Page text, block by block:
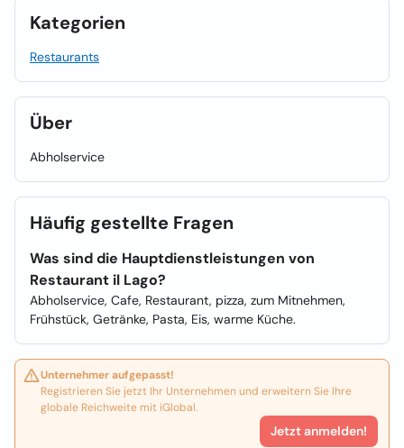
Kategorien
Restaurants
Über
Abholservice
Häufig gestellte Fragen
Was sind die Hauptdienstleistungen von
Restaurant il Lago?
Abholservice, Cafe, Restaurant, pizza, zum Mitnehmen,
Frühstück, Getränke, Pasta, Eis, warme Küche.
Unternehmer aufgepasst!
Registrieren Sie jetzt Ihr Unternehmen und erweitern Sie Ihre
globale Reichweite mit iGlobal.
Jetzt anmelden!